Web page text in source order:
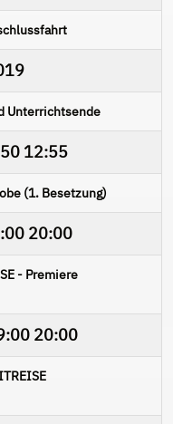
Unterrichtsende
12:55
(1. Besetzung)
20:00
- Premiere
20:00